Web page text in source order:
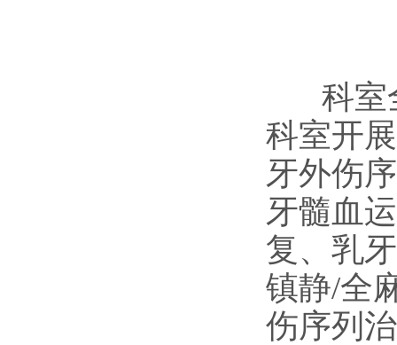
科室全
科室开
牙外伤
牙髓血
复、乳
镇静/全
伤序列